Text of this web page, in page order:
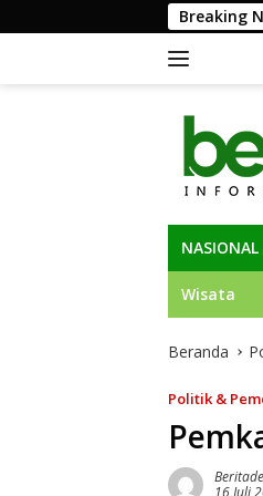
ke
Breaking
NASIONAL
Wisata
Beranda
Politik &
16 Juli